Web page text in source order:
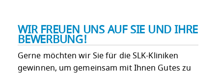
WIR FREUEN UNS AUF SIE UND IHRE
BEWERBUNG!
Gerne möchten wir Sie für die SLK-Kliniken
gewinnen, um gemeinsam mit Ihnen Gutes zu